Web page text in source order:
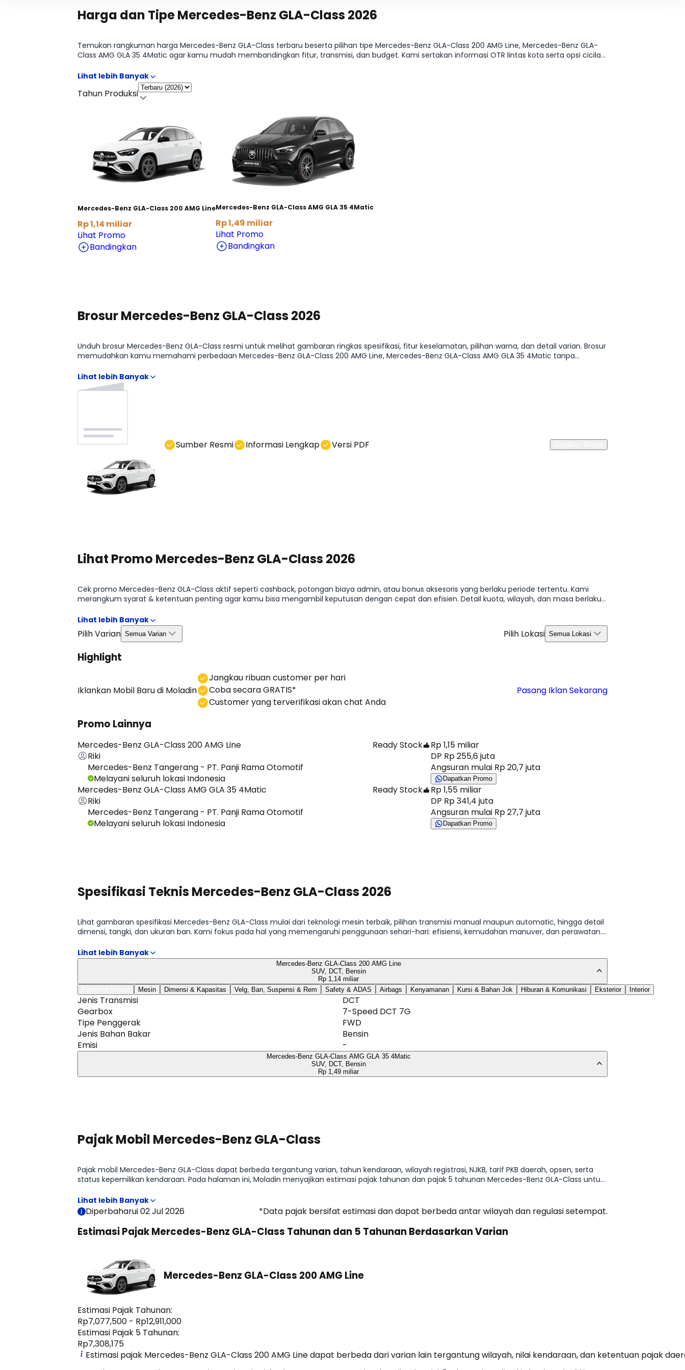
Harga dan Tipe Mercedes-Benz GLA-Class 2026
Temukan rangkuman harga Mercedes-Benz GLA-Class terbaru beserta pilihan tipe Mercedes-Benz GLA-Class 200 AMG Line, Mercedes-Benz GLA-
Class AMG GLA 35 4Matic agar kamu mudah membandingkan fitur, transmisi, dan budget. Kami sertakan informasi OTR lintas kota serta opsi cicilan
Tahun Produksi
Mercedes-Benz GLA-Class 200 AMG Line
Rp 1,14 miliar
Lihat Promo
Bandingkan
Mercedes-Benz GLA-Class AMG GLA 35 4Matic
Rp 1,49 miliar
Lihat Promo
Bandingkan
Brosur Mercedes-Benz GLA-Class 2026
Unduh brosur Mercedes-Benz GLA-Class resmi untuk melihat gambaran ringkas spesifikasi, fitur keselamatan, pilihan warna, dan detail varian. Brosur
memudahkan kamu memahami perbedaan Mercedes-Benz GLA-Class 200 AMG Line, Mercedes-Benz GLA-Class AMG GLA 35 4Matic tanpa
Sumber Resmi Informasi Lengkap Versi PDF
Lihat Promo Mercedes-Benz GLA-Class 2026
Cek promo Mercedes-Benz GLA-Class aktif seperti cashback, potongan biaya admin, atau bonus aksesoris yang berlaku periode tertentu. Kami
merangkum syarat & ketentuan penting agar kamu bisa mengambil keputusan dengan cepat dan efisien. Detail kuota, wilayah, dan masa berlaku
Pilih Varian Semua Varian Pilih Lokasi Semua Lokasi
Highlight
Iklankan Mobil Barudi Moladin
⁠Jangkau ribuan customer per hari
Coba secara GRATIS*
⁠⁠Customer yang terverifikasi akan chat Anda
Pasang Iklan Sekarang
Promo Lainnya
Mercedes-Benz GLA-Class 200 AMG Line
Ready Stock
Riki
Mercedes-Benz Tangerang - PT. Panji Rama Otomotif
Melayani seluruh lokasi Indonesia
Rp 1,15 miliar
DP Rp 255,6 juta
Angsuran mulai Rp 20,7 juta
Dapatkan Promo
Mercedes-Benz GLA-Class AMG GLA 35 4Matic
Ready Stock
Riki
Mercedes-Benz Tangerang - PT. Panji Rama Otomotif
Melayani seluruh lokasi Indonesia
Rp 1,55 miliar
DP Rp 341,4 juta
Angsuran mulai Rp 27,7 juta
Dapatkan Promo
Spesifikasi Teknis Mercedes-Benz GLA-Class 2026
Lihat gambaran spesifikasi Mercedes-Benz GLA-Class mulai dari teknologi mesin terbaik, pilihan transmisi manual maupun automatic, hingga detail
dimensi, tangki, dan ukuran ban. Kami fokus pada hal yang memengaruhi penggunaan sehari-hari: efisiensi, kemudahan manuver, dan perawatan.
Mercedes-Benz GLA-Class 200 AMG Line
SUV, DCT, Bensin
Rp 1,14 miliar
Mesin Dimensi & Kapasitas Velg, Ban, Suspensi & Rem Safety & ADAS Airbags Kenyamanan Kursi & Bahan Jok Hiburan & Komunikasi Eksterior Interior
Jenis Transmisi
DCT
Gearbox
7-Speed DCT 7G
Tipe Penggerak
FWD
Jenis Bahan Bakar
Bensin
Emisi
-
Mercedes-Benz GLA-Class AMG GLA 35 4Matic
SUV, DCT, Bensin
Rp 1,49 miliar
Pajak Mobil Mercedes-Benz GLA-Class
Pajak mobil Mercedes-Benz GLA-Class dapat berbeda tergantung varian, tahun kendaraan, wilayah registrasi, NJKB, tarif PKB daerah, opsen, serta
status kepemilikan kendaraan. Pada halaman ini, Moladin menyajikan estimasi pajak tahunan dan pajak 5 tahunan Mercedes-Benz GLA-Class untuk
Diperbaharui 02 Jul 2026 *Data pajak bersifat estimasi dan dapat berbeda antar wilayah dan regulasi setempat.
Estimasi Pajak Mercedes-Benz GLA-Class Tahunan dan 5 Tahunan Berdasarkan Varian
Mercedes-Benz GLA-Class 200 AMG Line
Estimasi Pajak Tahunan:
Rp7,077,500 - Rp12,911,000
Estimasi Pajak 5 Tahunan:
Rp7,308,175
Estimasi pajak Mercedes-Benz GLA-Class 200 AMG Line dapat berbeda dari varian lain tergantung wilayah, nilai kendaraan, dan ketentuan pajak